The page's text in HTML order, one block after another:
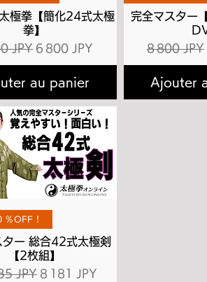
極拳【簡化24式太極
拳】
JPY Prix promotionnel
6 800 JPY
au panier
完全マスター
Prix
8 800 JPY
Ajouter
Aperçu rapide
％OFF！
ター 総合42式太極剣
【2枚組】
JPY Prix promotionnel
8 181 JPY